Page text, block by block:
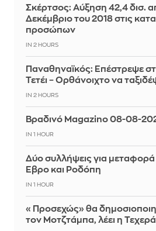
Σκέρτσος: Αύξηση 42,4 δισ.
Δεκέμβριο του 2018 στις
προσώπων
IN 2 HOURS
Παναθηναϊκός: Επέστρεψε
Τετέι – Ορθάνοιχτο να
IN 2 HOURS
Βραδινό Magazino 08-08-
IN 1 HOUR
Δύο συλλήψεις για
Έβρο και Ροδόπη
IN 1 HOUR
«Προσεχώς» θα
τον Μοτζτάμπα, λέει η